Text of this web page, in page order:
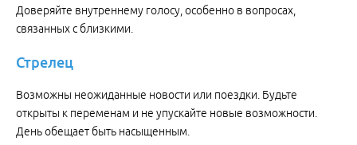
Доверяйте внутреннему голосу, особенно в вопросах,
связанных с близкими.
Стрелец
Возможны неожиданные новости или поездки. Будьте
открыты к переменам и не упускайте новые возможности.
День обещает быть насыщенным.